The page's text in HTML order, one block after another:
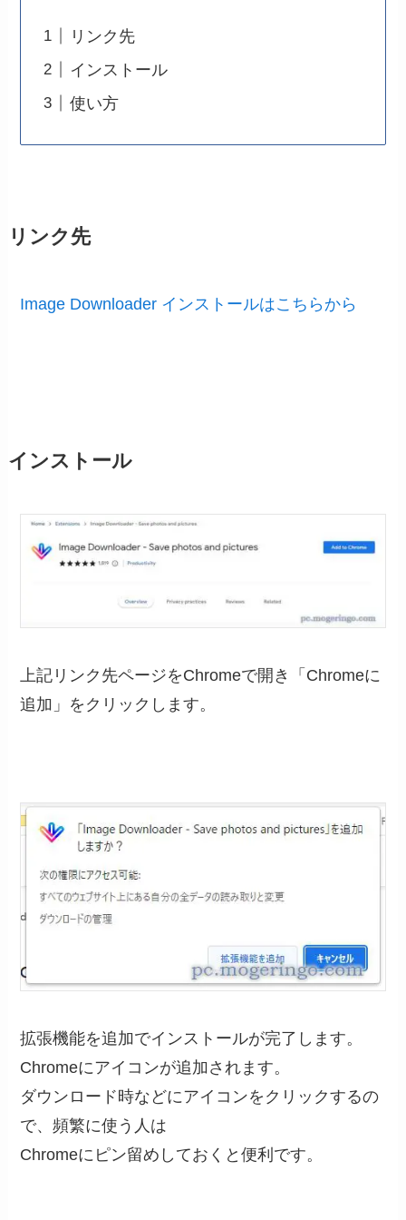
リンク先
インストール
使い方
リンク先
Image Downloader インストールはこちらから
インストール
上記リンク先ページをChromeで開き「Chromeに
追加」をクリックします。
拡張機能を追加でインストールが完了します。
Chromeにアイコンが追加されます。
ダウンロード時などにアイコンをクリックするの
で、頻繁に使う人は
Chromeにピン留めしておくと便利です。